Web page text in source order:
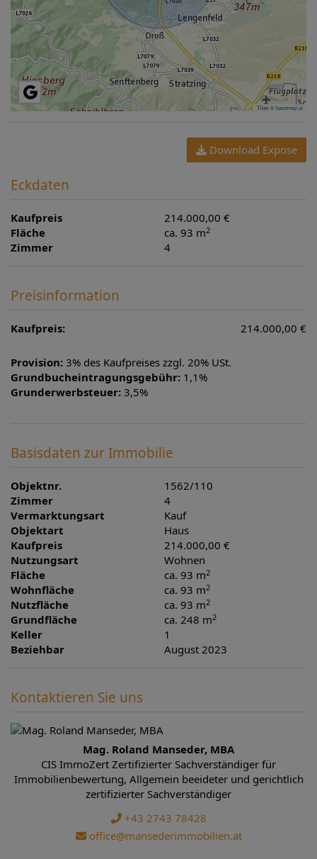
Tiles ©basemap.at
Download Expose
Eckdaten
Kaufpreis
214.000,00 €
Fläche
ca. 93 m2
Zimmer 4
Preisinformation
Kaufpreis: 214.000,00 €
Provision: 3% des Kaufpreises zzgl. 20% USt.
Grundbucheintragungsgebühr: 1,1%
Grunderwerbsteuer: 3,5%
Basisdaten zur Immobilie
Objektnr.
1562/110
Zimmer
4
Vermarktungsart
Kauf
Objektart
Haus
Kaufpreis
214.000,00 €
Nutzungsart
Wohnen
Fläche
ca. 93 m2
Wohnfläche ca. 93 m2
Nutzfläche ca. 93 m2
Grundfläche ca. 248 m2
Keller
1
Beziehbar
August 2023
Kontaktieren Sie uns
Mag. Roland Manseder, MBA
CIS ImmoZert Zertifizierter Sachverständiger für
Immobilienbewertung, Allgemein beeideter und gerichtlich
zertifizierter Sachverständiger
+43 2743 78428
office@mansederimmobilien.at